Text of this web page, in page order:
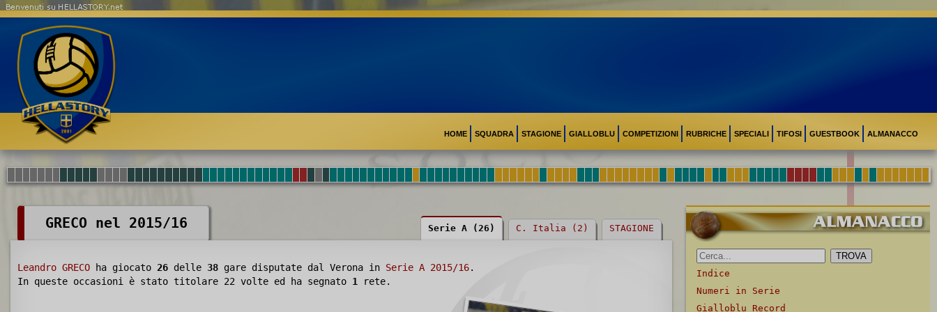
HOME SQUADRA STAGIONE GIALLOBLU COMPETIZIONI RUBRICHE SPECIALI TIFOSI GUESTBOOK ALMANACCO
Benvenuti su HELLASTORY.net
GRECO nel 2015/16 Serie A (26) C. Italia (2) STAGIONE
Leandro GRECO ha giocato 26 delle 38 gare disputate dal Verona in Serie A 2015/16.
In queste occasioni è stato titolare 22 volte ed ha segnato 1 rete.
Indice
Numeri in Serie
Gialloblu Record